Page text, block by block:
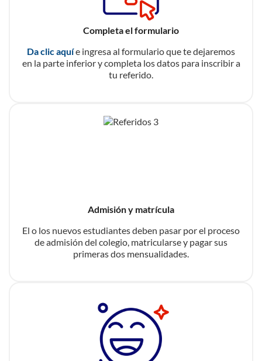
Completa el formulario
Da clic aquíe ingresa al formulario que te dejaremos
en la parte inferior y completa los datos para inscribir a
tu referido.
Admisión y matrícula
El o los nuevos estudiantes deben pasar por el proceso
de admisión del colegio, matricularse y pagar sus
primeras dos mensualidades.